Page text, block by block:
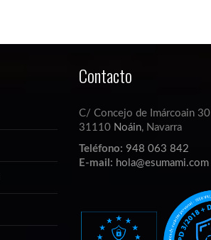
Contacto
C/ Concejo de Imárcoain 30
31110 Noáin, Navarra
Teléfono: 948 063 842
E-mail: hola@esumami.com